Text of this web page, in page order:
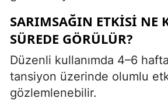
SARIMSAĞIN ETKISI NE
SÜREDE GÖRÜLÜR?
Düzenli kullanımda 4–6
tansiyon üzerinde olumlu
gözlemlenebilir.